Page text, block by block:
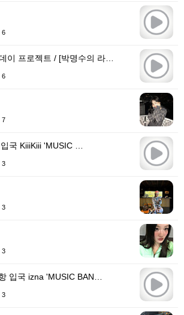
6
이 프로젝트 / [박명수의 라…
6
7
국 KiiiKiii 'MUSIC …
3
3
3
입국 izna 'MUSIC BAN…
3